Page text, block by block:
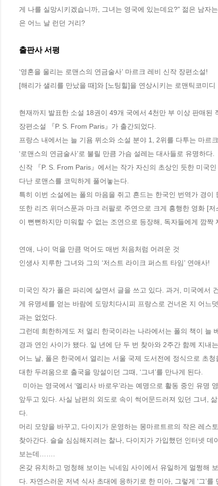
게 나를 실망시키겠습니까, 그녀는 영국에 있는데요?” 젊은 남자
은 어느 날 런던 거리?
출판사 서평
‘영혼을 울리는 로맨스의 연금술사’ 마르크 레비 신작 장편소설!
[해리가 샐리를 만났을 때]와 [노팅힐]을 연상시키는 로맨틱코미디
현재까지 발표한 소설 18권이 49개 국에서 4천만 부 이상 판매
장편소설 『P. S. From Paris』가 출간되었다.
프랑스 내에서는 늘 기욤 뮈소와 소설 분야 1, 2위를 다투는 마르
‘로맨스의 연금술사’로 불릴 만큼 가슴 설레는 대사들로 유명하다.
신작 『P. S. From Paris』에서는 작가 자신의 초상인 듯한 미국
다난 로맨스를 코믹하게 풀어놓는다.
특히 이번 소설에는 폴의 마음을 쥐고 흔드는 한국인 번역가 경
또한 리즈 위더스푼과 마크 러팔로 주연으로 크게 흥행한 영화 [
이 뻔뻔하지만 미워할 수 없는 조연으로 등장해, 독자들에게 깜짝
연애, 나이 먹을 만큼 먹어도 매번 처음처럼 어려운 것
인생사 지루한 그녀와 그의 ‘저스트 라이크 퍼스트 타임’ 연애사!
미국인 작가 폴은 파리에 살면서 글을 쓰고 있다. 과거, 미국에서
게 유명세를 얻는 바람에 도망치다시피 프랑스로 건너온 지 어느
과는 없었다.
그런데 희한하게도 저 멀리 한국이라는 나라에서는 폴의 책이 늘
경과 연인 사이가 됐다. 일 년에 단 두 번 찾아와 2주간 함께 지내
어느 날, 폴은 한국에서 열리는 서울 국제 도서전에 정식으로 초
대한 두려움으로 출국을 망설이던 그때, ‘그녀’를 만나게 된다.
앞두고 있다. 사실 남편의 외도로 속이 썩어문드러져 있던 그녀,
다.
머리 모양을 바꾸고, 다이지가 운영하는 몽마르트르의 작은 레스
찾아간다. 슬슬 심심해지려는 찰나, 다이지가 가입했던 인터넷 데
보는데…….
온갖 유치하고 멍청해 보이는 닉네임 사이에서 유일하게 멀쩡해
다. 자연스러운 저녁 식사 초대에 응하기로 한 미아, 그렇게 ‘그’